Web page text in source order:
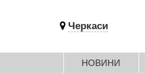
Черкаси
НОВИНИ